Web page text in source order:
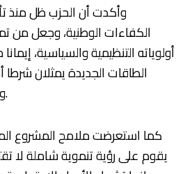
وأكدت أن الحزب ظل منذ
الكفاءات الوطنية، وجعل من
أولوياته التنظيمية والسياسية،
الطاقات الجديدة يمثلان
وتعزيز حضوره داخل المجتمع.
كما استعرضت ملامح المشروع
يقوم على رؤية تنموية شاملة لا